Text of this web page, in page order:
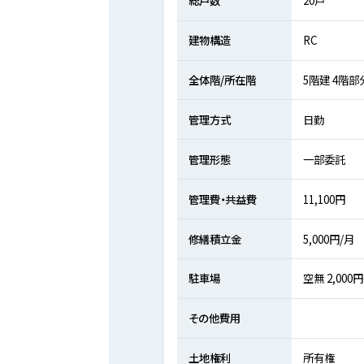
建物構造 RC
全体階/所在階 5階建 4階部
管理方式 日勤
管理形態 一部委託
管理費・共益費 11,100円
修繕積立金 5,000円/月
駐車場 空無 2,000
その他費用
土地権利 所有権